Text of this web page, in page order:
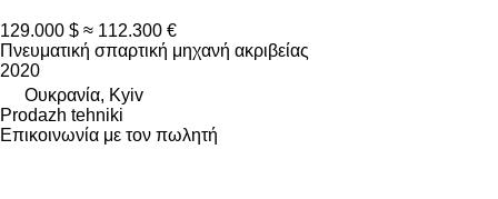
129.000 $ ≈ 112.300 €
Πνευματική σπαρτική μηχανή ακριβείας
2020
Ουκρανία, Kyiv
Prodazh tehniki
Επικοινωνία με τον πωλητή